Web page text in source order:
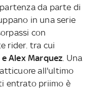
da parte di
in una serie
con
rider. tra cui
Alex Marquez . Una
all'ultimo
entrato priimo è